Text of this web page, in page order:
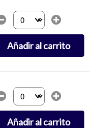
Selecciona la cantidad
Añadir al carrito
Selecciona la cantidad
Añadir al carrito